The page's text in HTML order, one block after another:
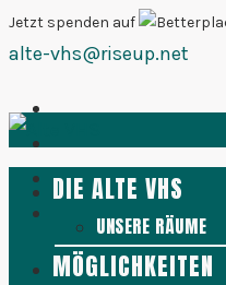
Zum
Inhalt
Jetzt spenden auf
alte-vhs@riseup.net
DIE ALTE VHS
UNSERE RÄUME
MÖGLICHKEITEN